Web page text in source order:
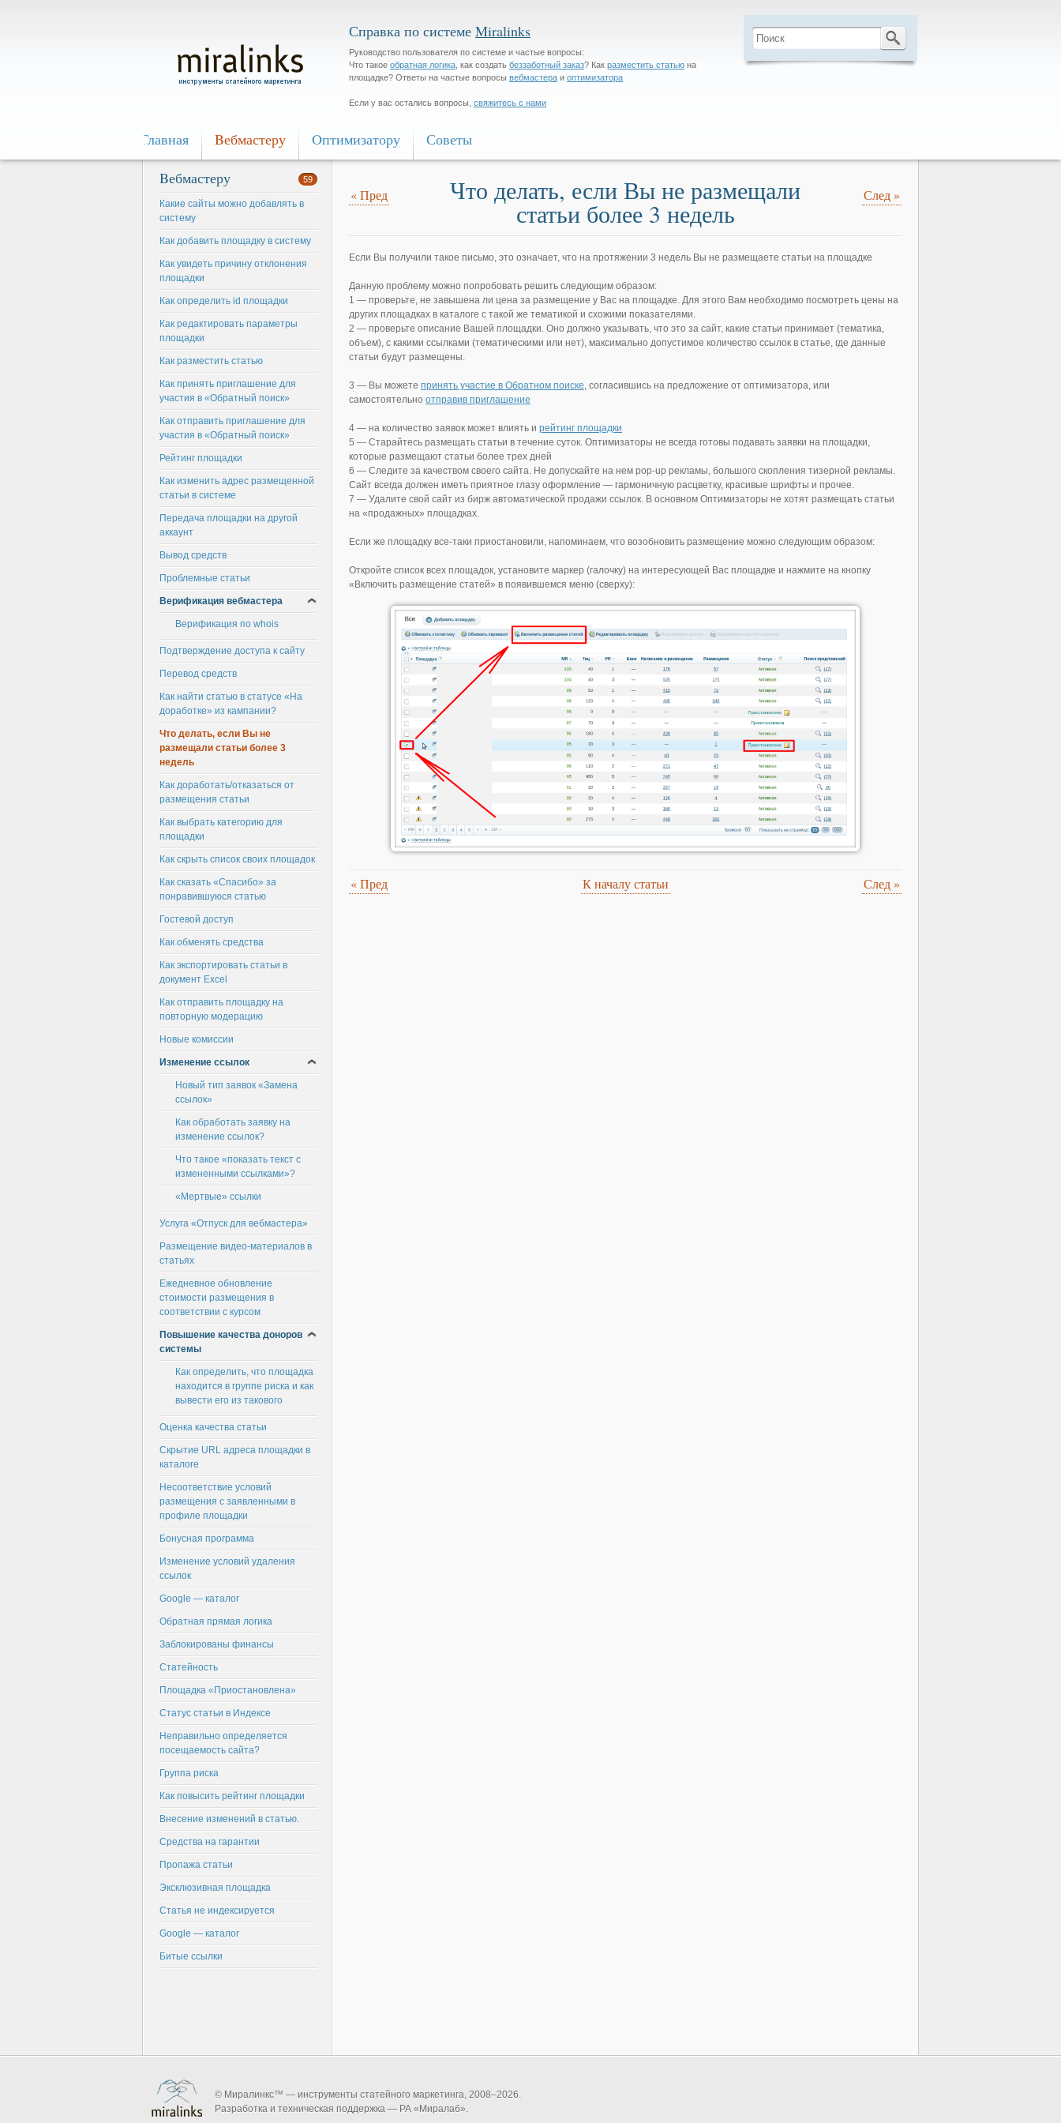
Справка по системе Miralinks
Руководство пользователя по системе и частые вопросы:
Что такое обратная логика , как создать беззаботный заказ? Как разместить статью на
площадке? Ответы на частые вопросы вебмастера и оптимизатора
Если у вас остались вопросы, свяжитесь с нами
Главная Bебмастеру Oптимизатору Советы
«Пред След»
Что делать, если Вы не размещали
статьи более 3 недель
Если Вы получили такое письмо, это означает, что на протяжении 3 недель Вы не размещаете статьи на площадке
Данную проблему можно попробовать решить следующим образом:
1 — проверьте, не завышена ли цена за размещение у Вас на площадке. Для этого Вам необходимо посмотреть цены на
других площадках в каталоге с такой же тематикой и схожими показателями.
2 — проверьте описание Вашей площадки. Оно должно указывать, что это за сайт, какие статьи принимает (тематика,
объем), с какими ссылками (тематическими или нет), максимально допустимое количество ссылок в статье, где данные
статьи будут размещены.
3 — Вы можете принять участие в Обратном поиске, согласившись на предложение от оптимизатора, или
самостоятельно отправив приглашение
4 — на количество заявок может влиять и рейтинг площадки
5 — Старайтесь размещать статьи в течение суток. Оптимизаторы не всегда готовы подавать заявки на площадки,
которые размещают статьи более трех дней
6 — Следите за качеством своего сайта. Не допускайте на нем pop-up рекламы, большого скопления тизерной рекламы.
Сайт всегда должен иметь приятное глазу оформление — гармоничную расцветку, красивые шрифты и прочее.
7 — Удалите свой сайт из бирж автоматической продажи ссылок. В основном Оптимизаторы не хотят размещать статьи
на «продажных» площадках.
Если же площадку все-таки приостановили, напоминаем, что возобновить размещение можно следующим образом:
Откройте список всех площадок, установите маркер (галочку) на интересующей Вас площадке и нажмите на кнопку
«Включить размещение статей» в появившемся меню (сверху):
«Пред К началу статьи След»
Bебмастеру 59
Какие сайты можно добавлять в
систему
Как добавить площадку в систему
Как увидеть причину отклонения
площадки
Как определить id площадки
Как редактировать параметры
площадки
Как разместить статью
Как принять приглашение для
участия в «Обратный поиск»
Как отправить приглашение для
участия в «Обратный поиск»
Рейтинг площадки
Как изменить адрес размещенной
статьи в системе
Передача площадки на другой
аккаунт
Вывод средств
Проблемные статьи
Верификация вебмастера
Верификация по whois
Подтверждение доступа к сайту
Перевод средств
Как найти статью в статусе «На
доработке» из кампании?
Что делать, если Вы не
размещали статьи более 3
недель
Как доработать/отказаться от
размещения статьи
Как выбрать категорию для
площадки
Как скрыть список своих площадок
Как сказать «Спасибо» за
понравившуюся статью
Гостевой доступ
Как обменять средства
Как экспортировать статьи в
документ Excel
Как отправить площадку на
повторную модерацию
Новые комиссии
Изменение ссылок
Новый тип заявок «Замена
ссылок»
Как обработать заявку на
изменение ссылок?
Что такое «показать текст с
измененными ссылками»?
«Мертвые» ссылки
Услуга «Отпуск для вебмастера»
Размещение видео-материалов в
статьях
Ежедневное обновление
стоимости размещения в
соответствии с курсом
Повышение качества доноров
системы
Как определить, что площадка
находится в группе риска и как
вывести его из такового
Оценка качества статьи
Скрытие URL адреса площадки в
каталоге
Несоответствие условий
размещения с заявленными в
профиле площадки
Бонусная программа
Изменение условий удаления
ссылок
Google — каталог
Обратная прямая логика
Заблокированы финансы
Статейность
Площадка «Приостановлена»
Статус статьи в Индексе
Неправильно определяется
посещаемость сайта?
Группа риска
Как повысить рейтинг площадки
Внесение изменений в статью.
Средства на гарантии
Пропажа статьи
Эксклюзивная площадка
Статья не индексируется
Google — каталог
Битые ссылки
© Миралинкс™ — инструменты статейного маркетинга, 2008–2026.
Разработка и техническая поддержка — РА «Миралаб».